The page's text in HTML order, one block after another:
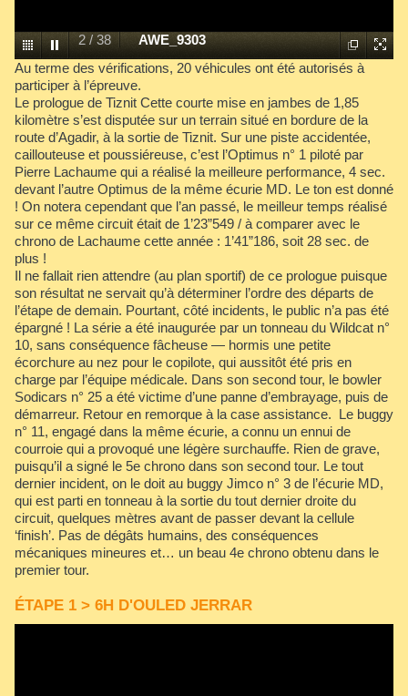
2 /38
AWE_9303
Au terme des vérifications, 20 véhicules ont été autorisés à
participer à l’épreuve.
Le prologue de Tiznit Cette courte mise en jambes de 1,85
kilomètre s’est disputée sur un terrain situé en bordure de la
route d’Agadir, à la sortie de Tiznit. Sur une piste accidentée,
caillouteuse et poussiéreuse, c’est l’Optimus n° 1 piloté par
Pierre Lachaume qui a réalisé la meilleure performance, 4 sec.
devant l’autre Optimus de la même écurie MD. Le ton est donné
! On notera cependant que l’an passé, le meilleur temps réalisé
sur ce même circuit était de 1’23”549 / à comparer avec le
chrono de Lachaume cette année : 1’41”186, soit 28 sec. de
plus !
Il ne fallait rien attendre (au plan sportif) de ce prologue puisque
son résultat ne servait qu’à déterminer l’ordre des départs de
l’étape de demain. Pourtant, côté incidents, le public n’a pas été
épargné ! La série a été inaugurée par un tonneau du Wildcat n°
10, sans conséquence fâcheuse — hormis une petite
écorchure au nez pour le copilote, qui aussitôt été pris en
charge par l’équipe médicale. Dans son second tour, le bowler
Sodicars n° 25 a été victime d’une panne d’embrayage, puis de
démarreur. Retour en remorque à la case assistance. Le buggy
n° 11, engagé dans la même écurie, a connu un ennui de
courroie qui a provoqué une légère surchauffe. Rien de grave,
puisqu’il a signé le 5e chrono dans son second tour. Le tout
dernier incident, on le doit au buggy Jimco n° 3 de l’écurie MD,
qui est parti en tonneau à la sortie du tout dernier droite du
circuit, quelques mètres avant de passer devant la cellule
‘finish’. Pas de dégâts humains, des conséquences
mécaniques mineures et… un beau 4e chrono obtenu dans le
premier tour.
ÉTAPE 1 > 6H D'OULED JERRAR